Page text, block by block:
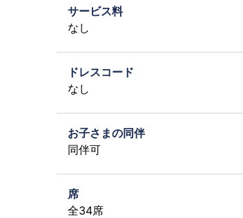
サービス料
なし
ドレスコード
なし
お子さまの同伴
同伴可
席
全34席